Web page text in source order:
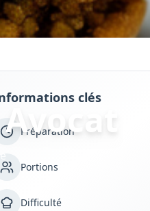
clés
Préparation
Portions
Difficulté